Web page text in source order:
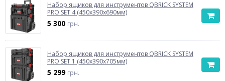
Набор ящиков для инструментов QBRICK SYSTEM
PRO SET 4 (450x390x690мм)
5 300 грн.
Набор ящиков для инструментов QBRICK SYSTEM
PRO SET 1 (450x390x705мм)
5 299 грн.